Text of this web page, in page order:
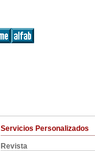
Servicios Personalizados
Revista